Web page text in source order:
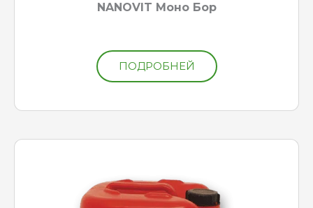
NANOVIT Моно Бор
ПОДРОБНЕЙ